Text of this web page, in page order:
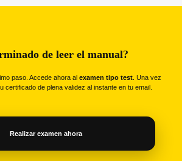
de leer el manual?
paso. Accede ahora al examen tipo test . Una vez
certificado de plena validez al instante en tu email.
Realizar examen ahora